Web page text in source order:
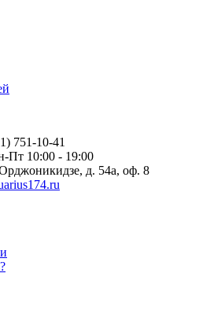
751-10-41
Пт 10:00 - 19:00
д. 54а, оф. 8